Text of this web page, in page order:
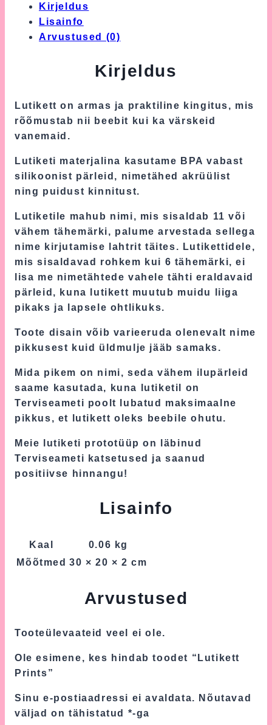
Kirjeldus
Lisainfo
Arvustused (0)
Kirjeldus
Lutikett on armas ja praktiline kingitus, mis
rõõmustab nii beebit kui ka värskeid
vanemaid.
Lutiketi materjalina kasutame BPA vabast
silikoonist pärleid, nimetähed akrüülist
ning puidust kinnitust.
Lutiketile mahub nimi, mis sisaldab 11 või
vähem tähemärki, palume arvestada sellega
nime kirjutamise lahtrit täites. Lutikettidele,
mis sisaldavad rohkem kui 6 tähemärki, ei
lisa me nimetähtede vahele tähti eraldavaid
pärleid, kuna lutikett muutub muidu liiga
pikaks ja lapsele ohtlikuks.
Toote disain võib varieeruda olenevalt nime
pikkusest kuid üldmulje jääb samaks.
Mida pikem on nimi, seda vähem ilupärleid
saame kasutada, kuna lutiketil on
Terviseameti poolt lubatud maksimaalne
pikkus, et lutikett oleks beebile ohutu.
Meie lutiketi prototüüp on läbinud
Terviseameti katsetused ja saanud
positiivse hinnangu!
Lisainfo
Kaal
0.06 kg
Mõõtmed 30 × 20 × 2 cm
Arvustused
Tooteülevaateid veel ei ole.
Ole esimene, kes hindab toodet “Lutikett
Prints”
Sinu e-postiaadressi ei avaldata. Nõutavad
väljad on tähistatud *-ga